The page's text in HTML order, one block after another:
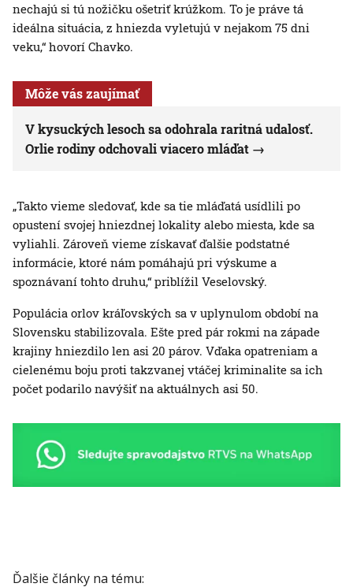
nechajú si tú nožičku ošetriť krúžkom. To je práve tá
ideálna situácia, z hniezda vyletujú v nejakom 75 dni
veku,“ hovorí Chavko.
Môže vás zaujímať
V kysuckých lesoch sa odohrala raritná udalosť.
Orlie rodiny odchovali viacero mláďat
„Takto vieme sledovať, kde sa tie mláďatá usídlili po
opustení svojej hniezdnej lokality alebo miesta, kde sa
vyliahli. Zároveň vieme získavať ďalšie podstatné
informácie, ktoré nám pomáhajú pri výskume a
spoznávaní tohto druhu,“ priblížil Veselovský.
Populácia orlov kráľovských sa v uplynulom období na
Slovensku stabilizovala. Ešte pred pár rokmi na západe
krajiny hniezdilo len asi 20 párov. Vďaka opatreniam a
cielenému boju proti takzvanej vtáčej kriminalite sa ich
počet podarilo navýšiť na aktuálnych asi 50.
Ďalšie články na tému: